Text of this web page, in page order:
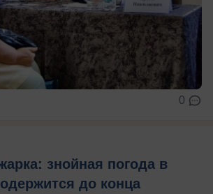
0
знойная погода в
до конца